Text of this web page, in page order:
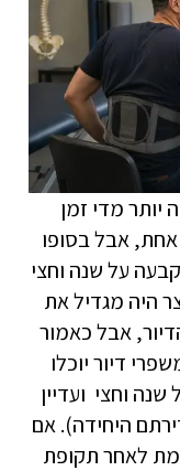
יותר מדי זמן
אבל בסופו
על שנה וחצי
היה מגדיל את
אבל כאמור
דיור יוכלו
וחצי ועדיין
היחידה). אם
לאחר תקופת